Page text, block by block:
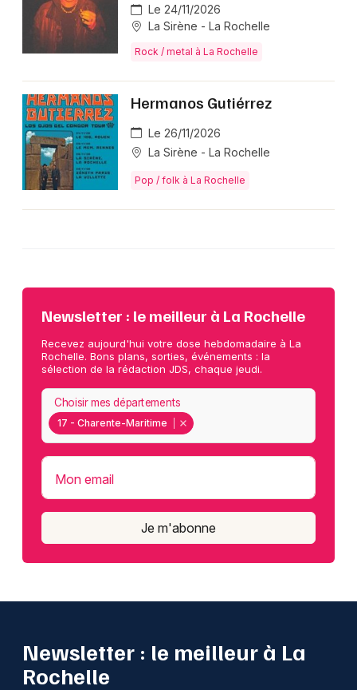
Le 24/11/2026
La Sirène - La Rochelle
Rock / metal à La Rochelle
Hermanos Gutiérrez
Le 26/11/2026
La Sirène - La Rochelle
Pop / folk à La Rochelle
Newsletter : le meilleur à La Rochelle
Recevez aujourd'hui votre dose hebdomadaire à La
Rochelle. Bons plans, sorties, événements : la
sélection de la rédaction JDS, chaque jeudi.
17 - Charente-Maritime
Choisir mes départements
Mon email
Je m'abonne
Newsletter : le meilleur à La
Rochelle